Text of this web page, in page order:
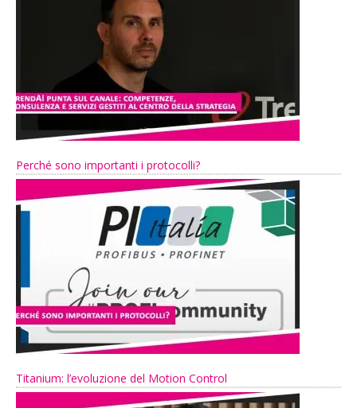
Perché sono importanti i protocolli?
Titanium: l’evoluzione del Motion Control